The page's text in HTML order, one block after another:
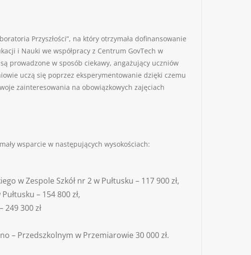
Przyszłości”, na który otrzymała dofinansowanie
i Nauki we współpracy z Centrum GovTech w
prowadzone w sposób ciekawy, angażujący uczniów
uczą się poprzez eksperymentowanie dzięki czemu
zainteresowania na obowiązkowych zajęciach
wsparcie w następujących wysokościach:
w Zespole Szkół nr 2 w Pułtusku – 117 900 zł,
– 154 800 zł,
300 zł
– Przedszkolnym w Przemiarowie 30 000 zł.